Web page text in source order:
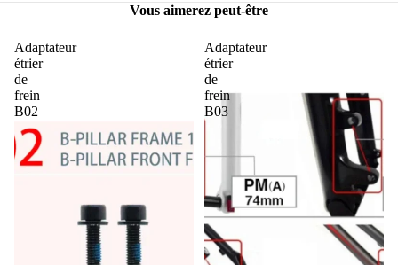
Vous aimerez peut-être
Adaptateur
étrier
de
frein
B02
Adaptateur
étrier
de
frein
B03